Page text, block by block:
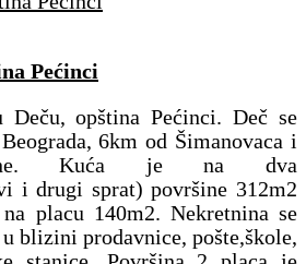
Pećinci
opština Pećinci. Deč se
6km od Šimanovaca i
Kuća je na dva
i drugi sprat) površine 312m2
placu 140m2. Nekretnina se
blizini prodavnice, pošte,škole,